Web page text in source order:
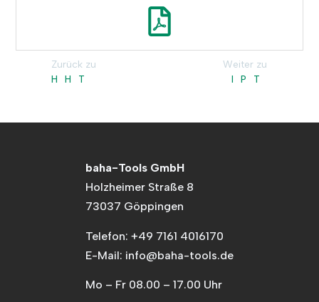
Zurück zu
HHT
Weiter zu
IPT
baha-Tools GmbH
Holzheimer Straße 8
73037 Göppingen
Telefon: +49 7161 4016170
E-Mail: info@baha-tools.de
Mo – Fr 08.00 – 17.00 Uhr